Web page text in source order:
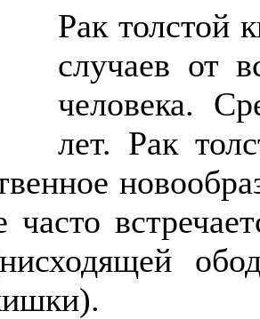
Рак толстой
случаев от
человека.
лет. Рак
часто